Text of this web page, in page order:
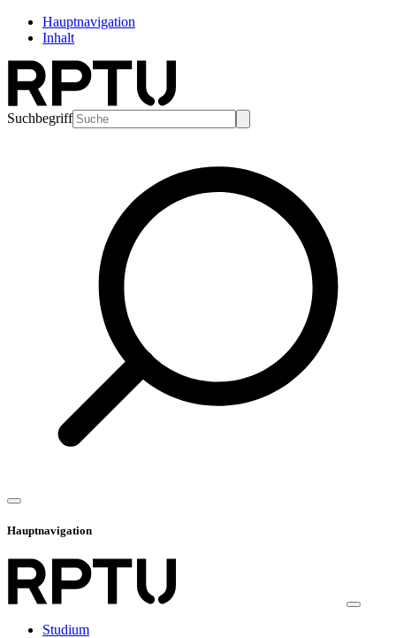
Hauptnavigation
Inhalt
Suchbegriff
Hauptnavigation
Studium